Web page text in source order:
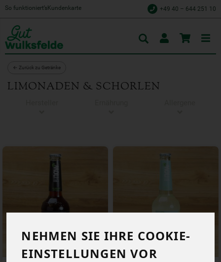
NEHMEN SIE IHRE COOKIE-
EINSTELLUNGEN VOR
So funktioniert’s Kundenkarte +49 40 – 644 251 10
← Zurück zu Getränke
LIMONADEN & SCHORLEN
Toggle
cart